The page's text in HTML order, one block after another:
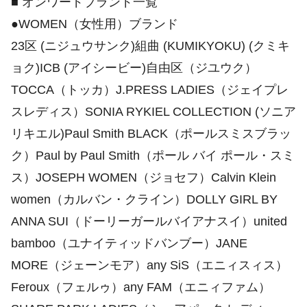
●WOMEN（女性用）ブランド
23区 (ニジュウサンク)組曲 (KUMIKYOKU) (クミキ
ョク)ICB (アイシービー)自由区（ジユウク）
TOCCA（トッカ）J.PRESS LADIES（ジェイプレ
スレディス）SONIA RYKIEL COLLECTION (ソニア
リキエル)Paul Smith BLACK（ポールスミスブラッ
ク）Paul by Paul Smith（ポール バイ ポール・スミ
ス）JOSEPH WOMEN（ジョセフ）Calvin Klein
women（カルバン・クライン）DOLLY GIRL BY
ANNA SUI（ドーリーガールバイアナスイ）united
bamboo（ユナイティッドバンブー）JANE
MORE（ジェーンモア）any SiS（エニィスィス）
Feroux（フェルゥ）any FAM（エニィファム）